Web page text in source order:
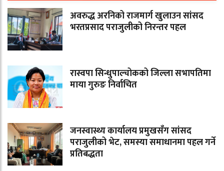
अवरुद्ध अरनिको राजमार्ग खुलाउन सांसद
भरतप्रसाद पराजुलीको निरन्तर पहल
रास्वपा सिन्धुपाल्चोकको जिल्ला सभापतिमा
माया गुरुङ निर्वाचित
जनस्वास्थ्य कार्यालय प्रमुखसँग सांसद
पराजुलीको भेट, समस्या समाधानमा पहल गर्ने
प्रतिबद्धता